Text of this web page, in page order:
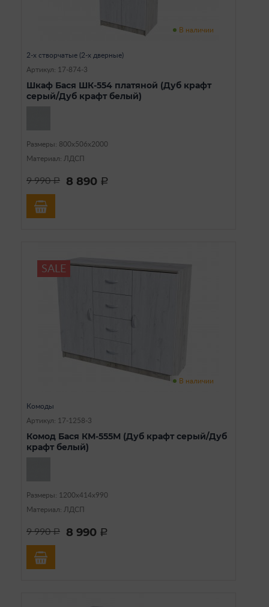
В наличии
2-х створчатые (2-х дверные)
Артикул: 17-874-3
Шкаф Бася ШК-554 платяной (Дуб крафт
серый/Дуб крафт белый)
Размеры: 800х506х2000
Материал: ЛДСП
9 990a 8 890 a
SALE
В наличии
Комоды
Артикул: 17-1258-3
Комод Бася КМ-555М (Дуб крафт серый/Дуб
крафт белый)
Размеры: 1200х414х990
Материал: ЛДСП
9 990a 8 990 a